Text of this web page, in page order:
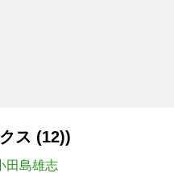
ス (12))
田島雄志